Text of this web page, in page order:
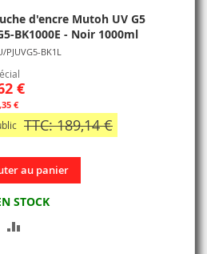
d'encre Mutoh UV G5
BK1000E - Noir 1000ml
PJUVG5-BK1L
€
€
TTC: 189,14 €
au panier
STOCK